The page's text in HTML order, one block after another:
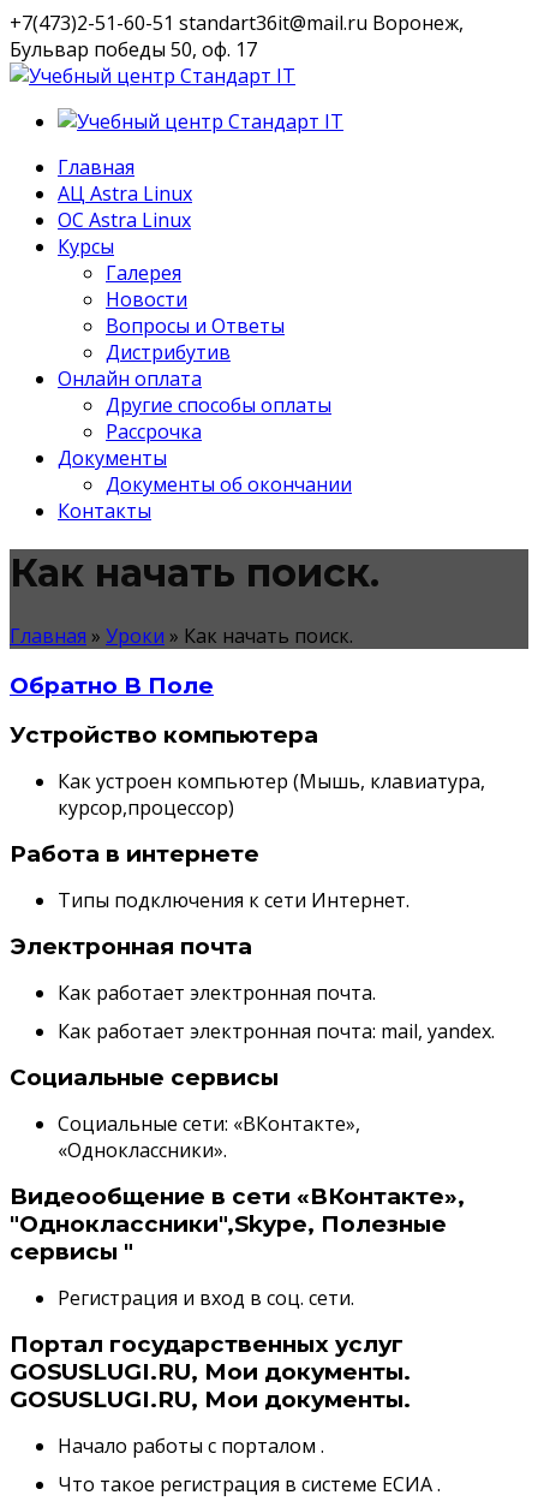
+7(473)2-51-60-51 standart36it@mail.ru Воронеж,
Бульвар победы 50, оф. 17
VK
Главная
АЦ Astra Linux
OC Astra Linux
Курсы
Галерея
Новости
Вопросы и Ответы
Дистрибутив
Онлайн оплата
Другие способы оплаты
Рассрочка
Документы
Документы об окончании
Контакты
Как начать поиск.
Главная » Уроки » Как начать поиск.
Обратно В Поле
Устройство компьютера
Как устроен компьютер (Мышь, клавиатура,
курсор,процессор)
Работа в интернете
Типы подключения к сети Интернет.
Электронная почта
Как работает электронная почта.
Как работает электронная почта: mail, yandex.
Социальные сервисы
Социальные сети: «ВКонтакте»,
«Одноклассники».
Видеообщение в сети «ВКонтакте»,
"Одноклассники",Skype, Полезные
сервисы "
Регистрация и вход в соц. сети.
Портал государственных услуг
GOSUSLUGI.RU, Мои документы.
GOSUSLUGI.RU, Мои документы.
Начало работы с порталом .
Что такое регистрация в системе ЕСИА .